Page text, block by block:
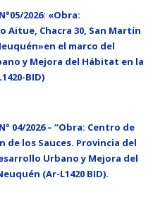
2026: «Obra:
Chacra 30, San Martín
el marco del
y Mejora del Hábitat en la
BID)
04/2026 – “Obra: Centro de
de los Sauces. Provincia del
Urbano y Mejora del
(Ar-L1420 BID).